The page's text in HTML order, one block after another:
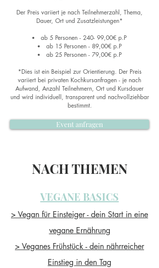
Der Preis variiert je nach Teilnehmerzahl, Thema,
Dauer, Ort und Zusatzleistungen*
ab 5 Personen - 240- 99,00€ p.P
ab 15 Personen - 89,00€ p.P
ab 25 Personen - 79,00€ p.P
*Dies ist ein Beispiel zur Orientierung. Der Preis
variiert bei privaten Kochkursanfragen - je nach
Aufwand, Anzahl Teilnehmern, Ort und Kursdauer
und wird individuell, transparent und nachvollziehbar
bestimmt.
Event anfragen
NACH THEMEN
VEGANE BASICS
> Vegan für Einsteiger - dein Start in eine
vegane Ernährung
> Veganes Frühstück - dein nährreicher
Einstieg in den Tag